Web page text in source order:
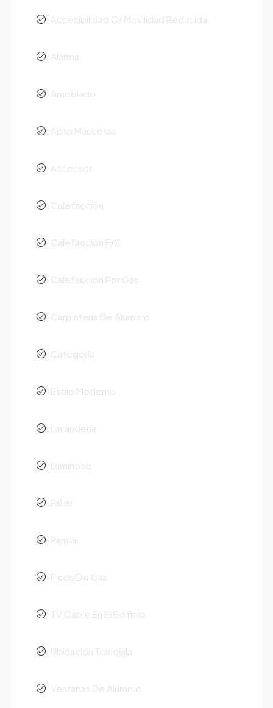
Accesibilidad C/ Movilidad Reducida
Alarma
Amoblado
Apto Mascotas
Ascensor
Calefacción
Calefacción F/C
Calefacción Por Gas
Carpintería De Aluminio
Categoría
Estilo Moderno
Lavandería
Luminoso
Palier
Parrilla
Picos De Gas
TV Cable En El Edificio
Ubicación Tranquila
Ventanas De Aluminio